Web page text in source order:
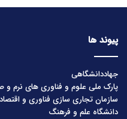
پیوند ها
جهاددانشگاهی
پارک ملی علوم و فناوری های نرم و
سازمان تجاری سازی فناوری و
دانشگاه علم و فرهنگ